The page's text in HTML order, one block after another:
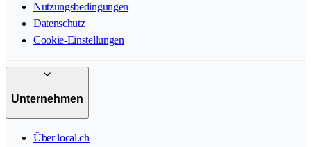
Nutzungsbedingungen
Datenschutz
Cookie-Einstellungen
Unternehmen
Über local.ch